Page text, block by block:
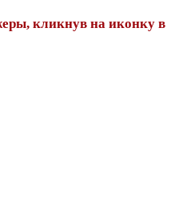
кликнув на иконку в